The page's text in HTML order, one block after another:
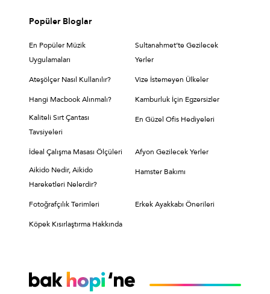
Popüler Bloglar
En Popüler Müzik
Uygulamaları
Sultanahmet’te Gezilecek
Yerler
Ateşölçer Nasıl Kullanılır? Vize İstemeyen Ülkeler
Hangi Macbook Alınmalı?
Kamburluk İçin Egzersizler
Kaliteli Sırt Çantası
Tavsiyeleri
En Güzel Ofis Hediyeleri
İdeal Çalışma Masası Ölçüleri
Afyon Gezilecek Yerler
Aikido Nedir, Aikido
Hareketleri Nelerdir?
Hamster Bakımı
Fotoğrafçılık Terimleri Erkek Ayakkabı Önerileri
Köpek Kısırlaştırma Hakkında